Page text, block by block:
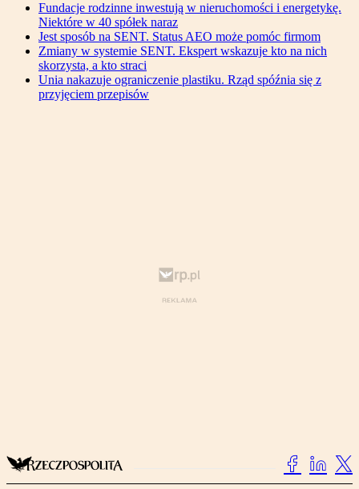
Fundacje rodzinne inwestują w nieruchomości i energetykę.
Niektóre w 40 spółek naraz
Jest sposób na SENT. Status AEO może pomóc firmom
Zmiany w systemie SENT. Ekspert wskazuje kto na nich
skorzysta, a kto straci
Unia nakazuje ograniczenie plastiku. Rząd spóźnia się z
przyjęciem przepisów